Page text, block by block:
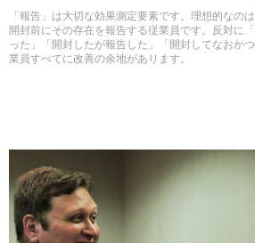
「報告」は大切な効果測定要素です。理想的なの
開封前にその存在を報告する従業員です。反対に
った」「開封したが報告した」「開封してなおか
業員すべてに改善の余地があります。